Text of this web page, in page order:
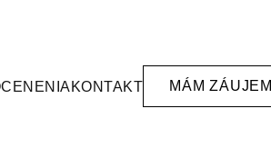
KONTAKT MÁM ZÁUJEM